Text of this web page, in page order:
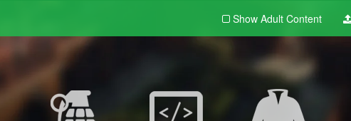
Show Adult Content